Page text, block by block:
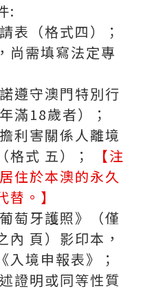
:
表（格式四）；
尚需填寫法定專
遵守澳門特別行
滿18歲者）；
利害關係人離境
格式 五）；
【注
住於本澳的永久
。】
萄牙護照》（僅
內 頁）影印本，
入境申報表》；
證明或同等性質